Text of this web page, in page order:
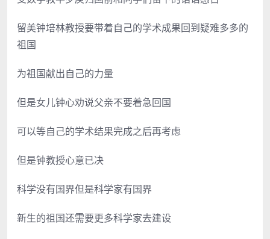
留美钟培林教授要带着自己的学术成果回到疑难多多的
祖国
为祖国献出自己的力量
但是女儿钟心劝说父亲不要着急回国
可以等自己的学术结果完成之后再考虑
但是钟教授心意已决
科学没有国界但是科学家有国界
新生的祖国还需要更多科学家去建设